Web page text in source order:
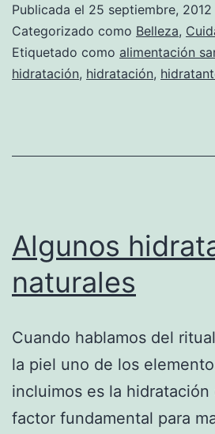
Publicada el 25 septiembre, 2012
Categorizado como Belleza,
Etiquetado como alimentación
hidratación, hidratación,
Algunos
naturales
Cuando hablamos del
la piel uno de los
incluimos es la hidratación
factor fundamental para